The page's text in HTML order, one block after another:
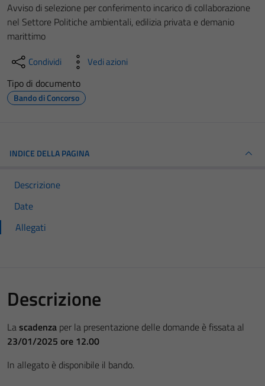
Avviso di selezione per conferimento incarico di collaborazione
nel Settore Politiche ambientali, edilizia privata e demanio
marittimo
Condividi Vedi azioni
Tipo di documento
Bando di Concorso
INDICE DELLA PAGINA
Descrizione
Date
Allegati
Descrizione
Lascadenza per la presentazione delle domande è fissata al
23/01/2025 ore 12.00
In allegato è disponibile il bando.